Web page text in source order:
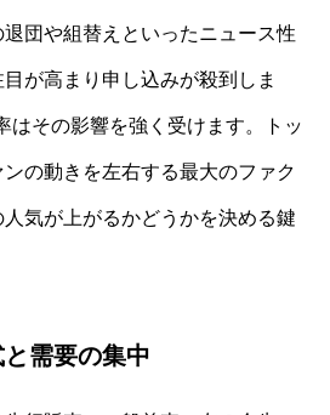
退団や組替えといったニュース性
が高まり申し込みが殺到しま
はその影響を強く受けます。トッ
の動きを左右する最大のファク
気が上がるかどうかを決める鍵
需要の集中